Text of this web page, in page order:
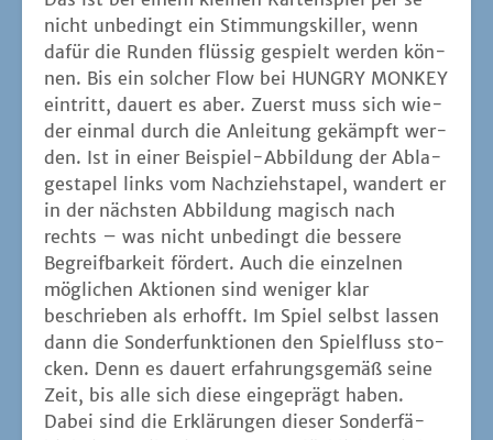
beschrie­ben als erhofft. Im Spiel selbst las­sen
dann die Son­der­funk­tio­nen den Spiel­fluss sto­
cken. Denn es dau­ert erfah­rungs­ge­mäß sei­ne
Zeit, bis alle sich die­se ein­ge­prägt haben.
Dabei sind die Erklä­run­gen die­ser Son­der­fä­
hig­kei­ten teil­wei­se etwas unglück­lich. Bei der
Schlan­ge hät­te man z.B. deut­li­cher machen
sol­len, dass die­se haupt­säch­lich dafür genutzt
wird, unter die eige­nen Kar­ten zu schau­en. Bei
der aktu­el­len For­mu­lie­rung dach­ten eini­ge
Grup­pen, dass die­se Funk­ti­on nur für frem­de
Kar­ten gilt – was nur in den sel­tens­ten Fäl­len
Sinn ergibt.
Nein, bei uns hat HUNGRY MONKEY ein­fach
nicht zün­den wol­len. Die tol­len Illus­tra­tio­nen
vonSushri­ta Bhat­tachar­jeemachen zwar